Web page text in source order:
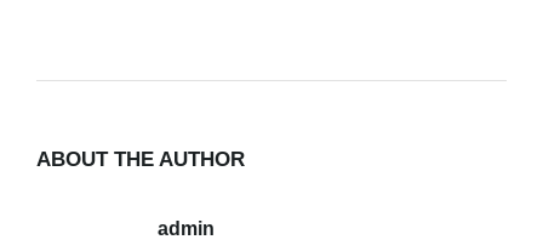
ABOUT THE AUTHOR
admin